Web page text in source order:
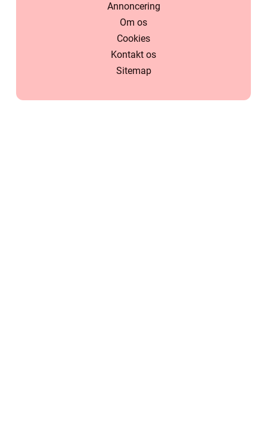
Annoncering
Om os
Cookies
Kontakt os
Sitemap